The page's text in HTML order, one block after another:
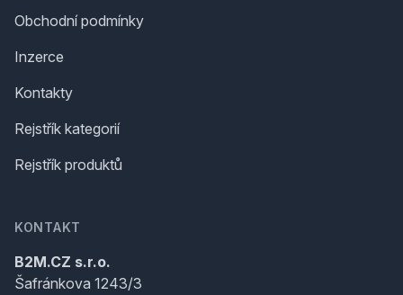
Obchodní podmínky
Inzerce
Kontakty
Rejstřík kategorií
Rejstřík produktů
KONTAKT
B2M.CZ s.r.o.
Šafránkova 1243/3